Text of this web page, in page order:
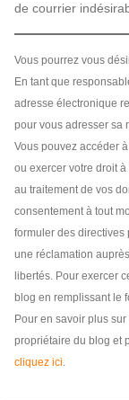
de courrier
Vous pourrez vous
En tant que
adresse électronique
pour vous adresser sa
Vous pouvez accéder
ou exercer votre droit
au traitement de vos
consentement à tout
formuler des directives
une réclamation
libertés. Pour exercer
blog en remplissant le
Pour en savoir plus
propriétaire du blog et
cliquez ici.